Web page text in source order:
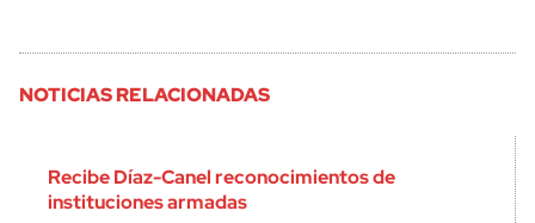
NOTICIAS RELACIONADAS
Recibe Díaz-Canel reconocimientos de
instituciones armadas